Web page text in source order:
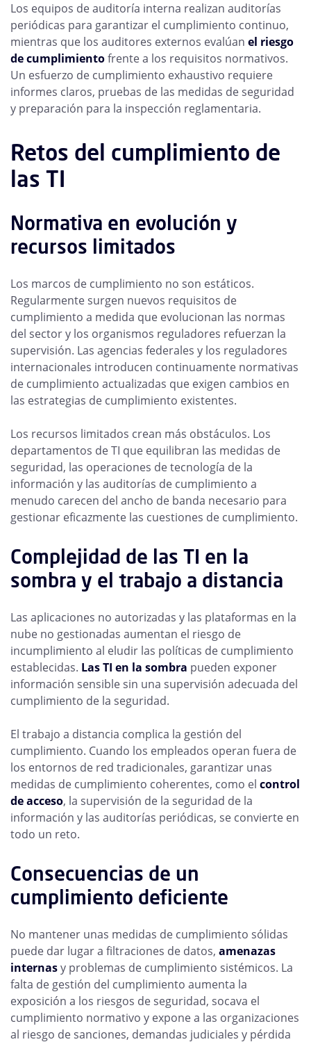
Los equipos de auditoría interna realizan auditorías
periódicas para garantizar el cumplimiento continuo,
mientras que los auditores externos evalúan el riesgo
de cumplimientofrente a los requisitos normativos.
Un esfuerzo de cumplimiento exhaustivo requiere
informes claros, pruebas de las medidas de seguridad
y preparación para la inspección reglamentaria.
Retos del cumplimiento de
las TI
Normativa en evolución y
recursos limitados
Los marcos de cumplimiento no son estáticos.
Regularmente surgen nuevos requisitos de
cumplimiento a medida que evolucionan las normas
del sector y los organismos reguladores refuerzan la
supervisión. Las agencias federales y los reguladores
internacionales introducen continuamente normativas
de cumplimiento actualizadas que exigen cambios en
las estrategias de cumplimiento existentes.
Los recursos limitados crean más obstáculos. Los
departamentos de TI que equilibran las medidas de
seguridad, las operaciones de tecnología de la
información y las auditorías de cumplimiento a
menudo carecen del ancho de banda necesario para
gestionar eficazmente las cuestiones de cumplimiento.
Complejidad de las TI en la
sombra y el trabajo a distancia
Las aplicaciones no autorizadas y las plataformas en la
nube no gestionadas aumentan el riesgo de
incumplimiento al eludir las políticas de cumplimiento
establecidas. Las TI en la sombra pueden exponer
información sensible sin una supervisión adecuada del
cumplimiento de la seguridad.
El trabajo a distancia complica la gestión del
cumplimiento. Cuando los empleados operan fuera de
los entornos de red tradicionales, garantizar unas
medidas de cumplimiento coherentes, como el control
de acceso, la supervisión de la seguridad de la
información y las auditorías periódicas, se convierte en
todo un reto.
Consecuencias de un
cumplimiento deficiente
No mantener unas medidas de cumplimiento sólidas
puede dar lugar a filtraciones de datos, amenazas
internasy problemas de cumplimiento sistémicos. La
falta de gestión del cumplimiento aumenta la
exposición a los riesgos de seguridad, socava el
cumplimiento normativo y expone a las organizaciones
al riesgo de sanciones, demandas judiciales y pérdida